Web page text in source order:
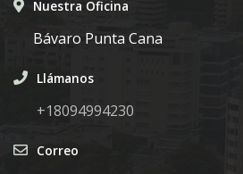
Nuestra Oficina
Bávaro Punta Cana
Llámanos
+18094994230
Correo